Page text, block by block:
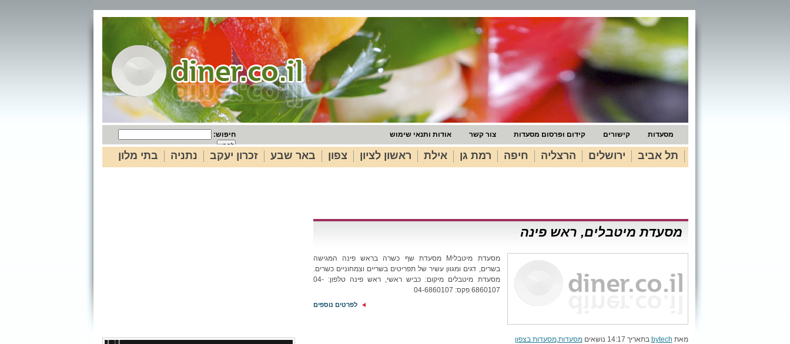
חיפוש: מסעדות קישורים קידום ופרסום מסעדות צור קשר אודות ותנאי שימוש
תל אביב ירושלים הרצליה חיפה רמת גן אילת ראשון לציון צפון באר שבע זכרון יעקב נתניה בתי מלון
מסעדת מיטבלים, ראש פינה
מסעדת מיטבליM מסעדת שף כשרה בראש פינה המגישה
בשרים, דגים ומגוון עשיר של תפריטים בשריים וצמחוניים כשרים.
מסעדת מיטבלים מיקום: כביש ראשי, ראש פינה טלפון: 04-
6860107 פקס: 04-6860107
לפרטים נוספים
מאת bytech בתאריך 14:17 נושאים מסעדות,מסעדות בצפון